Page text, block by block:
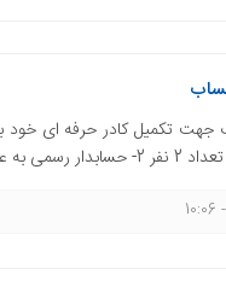
یا پاره وقت) ...